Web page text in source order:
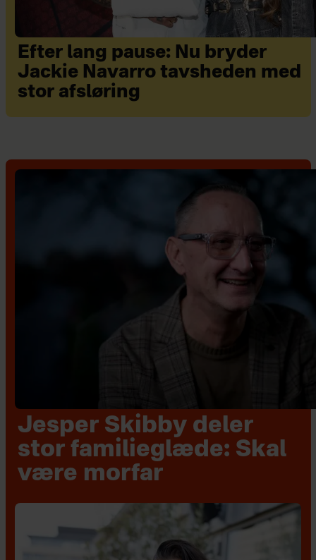
Efter lang pause: Nu bryder
Jackie Navarro tavsheden med
stor afsløring
Jesper Skibby deler
stor familieglæde: Skal
være morfar